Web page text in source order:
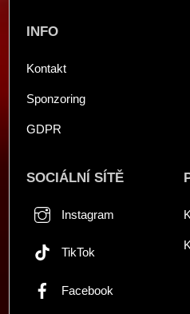
INFO
Kontakt
Sponzoring
GDPR
SOCIÁLNÍ SÍTĚ
Instagram
TikTok
Facebook